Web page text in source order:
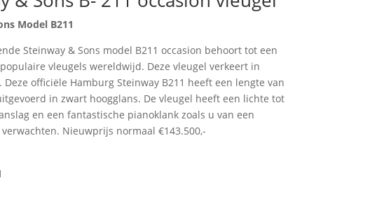
Model B211
Steinway & Sons model B211 occasion behoort tot een
vleugels wereldwijd. Deze vleugel verkeert in
Deze officiële Hamburg Steinway B211 heeft een lengte van
in zwart hoogglans. De vleugel heeft een lichte tot
en een fantastische pianoklank zoals u van een
Nieuwprijs normaal €143.500,-